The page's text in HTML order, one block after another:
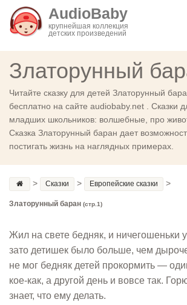
AudioBaby
крупнейшая коллекция
детских произведений
Златорунный
Читайте сказку для детей Златорунный
бесплатно на сайте audiobaby.net . Сказки
младших школьников: волшебные, про
Сказка Златорунный баран дает
постигать жизнь на наглядных примерах.
> Сказки > Европейские сказки >
Златорунный баран (стр.1)
Жил на свете бедняк, и ничегошеньки
зато детишек было больше, чем
не мог бедняк детей прокормить —
кое-как, а другой день и вовсе так.
знает, что ему делать.